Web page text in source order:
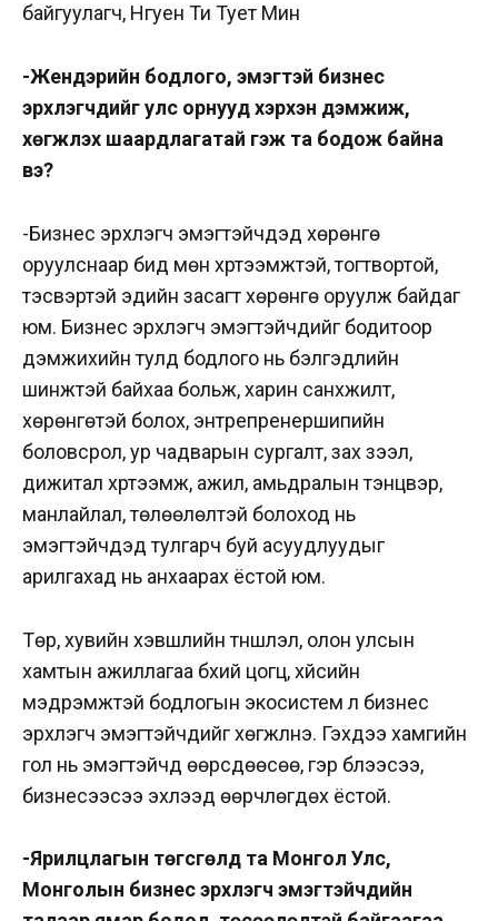
байгуулагч, Нгуен Ти Тует Мин
-Жендэрийн бодлого, эмэгтэй бизнес
эрхлэгчдийг улс орнууд хэрхэн дэмжиж,
хөгжүүлэх шаардлагатай гэж та бодож байна
вэ?
-Бизнес эрхлэгч эмэгтэйчүүдэд хөрөнгө
оруулснаар бид мөн хүртээмжтэй, тогтвортой,
тэсвэртэй эдийн засагт хөрөнгө оруулж байдаг
юм. Бизнес эрхлэгч эмэгтэйчүүдийг бодитоор
дэмжихийн тулд бодлого нь бэлгэдлийн
шинжтэй байхаа больж, харин санхүүжилт,
хөрөнгөтэй болох, энтрепренершипийн
боловсрол, ур чадварын сургалт, зах зээл,
дижитал хүртээмж, ажил, амьдралын тэнцвэр,
манлайлал, төлөөлөлтэй болоход нь
эмэгтэйчүүдэд тулгарч буй асуудлуудыг
арилгахад нь анхаарах ёстой юм.
Төр, хувийн хэвшлийн түншлэл, олон улсын
хамтын ажиллагаа бүхий цогц, хүйсийн
мэдрэмжтэй бодлогын экосистем л бизнес
эрхлэгч эмэгтэйчүүдийг хөгжүүлнэ. Гэхдээ хамгийн
гол нь эмэгтэйчүүд өөрсдөөсөө, гэр бүлээсээ,
бизнесээсээ эхлээд өөрчлөгдөх ёстой.
-Ярилцлагын төгсгөлд та Монгол Улс,
Монголын бизнес эрхлэгч эмэгтэйчүүдийн